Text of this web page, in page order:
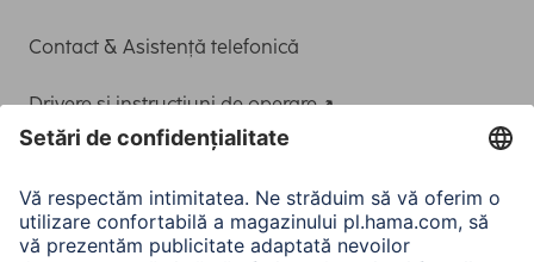
Contact & Asistență telefonică
Drivere și instrucțiuni de operare
A.N.P.C.